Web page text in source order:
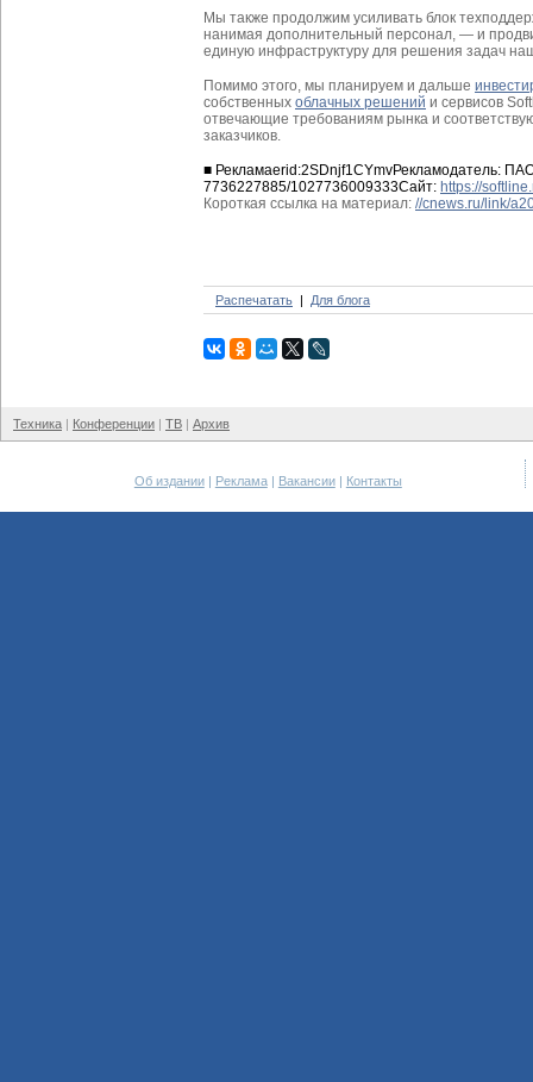
Мы также продолжим усиливать блок
нанимая дополнительный персонал, — и
единую инфраструктуру для решения задач
Помимо этого, мы планируем и дальше
собственных облачных решений и сервисов
отвечающие требованиям рынка и
заказчиков.
■ Рекламаerid:2SDnjf1CYmvРекламодатель:
7736227885/1027736009333Сайт: https://
Короткая ссылка на материал: //cnews.ru/link/
Распечатать Для блога
Техника Конференции ТВ Архив
Об издании Реклама Вакансии Контакты